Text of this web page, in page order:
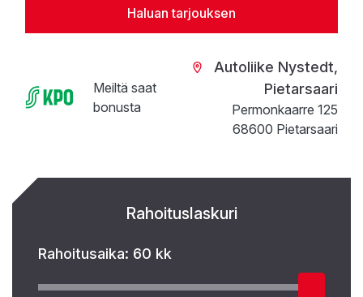
Haluan tarjouksen
Meiltä saat
bonusta
Autoliike Nystedt,
Pietarsaari
Permonkaarre 125
68600 Pietarsaari
Rahoituslaskuri
Rahoitusaika: 60 kk